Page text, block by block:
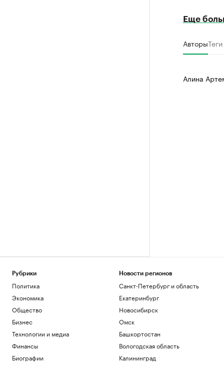
Еще
АвторыТеги
Алина
Рубрики
Политика
Экономика
Общество
Бизнес
Технологии и медиа
Финансы
Биографии
Новости регионов
Санкт-Петербург и область
Екатеринбург
Новосибирск
Омск
Башкортостан
Вологодская область
Калининград